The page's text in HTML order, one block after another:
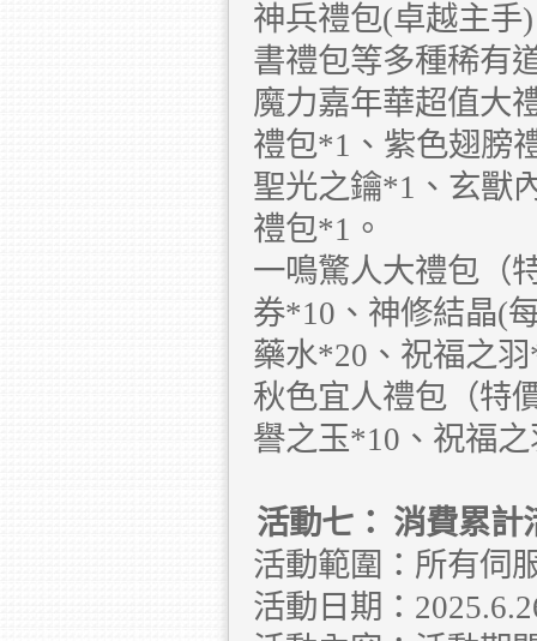
神兵禮包(卓越主手
書禮包等多種稀有
魔力嘉年華超值大
禮包*1、紫色翅膀
聖光之鑰*1、玄獸
禮包*1。
一鳴驚人大禮包（
券*10、神修結晶(
藥水*20、祝福之
秋色宜人禮包（特
譽之玉*10、祝福
活動七： 消費累計
活動範圍：所有伺
活動日期：